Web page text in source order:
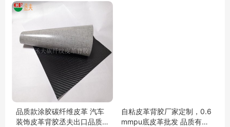
品质款涂胶碳纤维皮革 汽车
装饰皮革背胶丞夫出口品质
自粘皮革背胶厂家定制，0.6
mmpu底皮革批发 品质有保